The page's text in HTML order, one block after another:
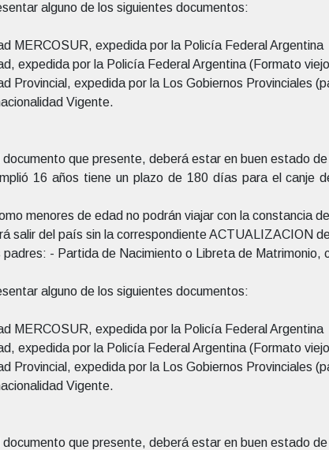
alguno de los siguientes documentos:
MERCOSUR, expedida por la Policía Federal Argentina
expedida por la Policía Federal Argentina (Formato
Provincial, expedida por la Los Gobiernos Provinciales
Vigente.
documento que presente, deberá estar en buen estado
16 años tiene un plazo de 180 días para el canje
menores de edad no podrán viajar con la constancia
salir del país sin la correspondiente ACTUALIZACION
padres: - Partida de Nacimiento o Libreta de Matrimonio,
alguno de los siguientes documentos:
MERCOSUR, expedida por la Policía Federal Argentina
expedida por la Policía Federal Argentina (Formato
Provincial, expedida por la Los Gobiernos Provinciales
Vigente.
documento que presente, deberá estar en buen estado